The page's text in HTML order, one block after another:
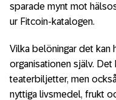
sparade mynt mot
ur Fitcoin-katalogen.
Vilka belöningar det kan
organisationen själv. Det
teaterbiljetter, men
nyttiga livsmedel, frukt